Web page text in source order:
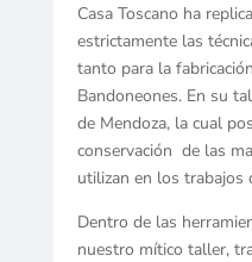
Casa Toscano ha
estrictamente las
tanto para la
Bandoneones. En su
de Mendoza, la cual
conservación de las
utilizan en los trabajos
Dentro de las
nuestro mítico taller,